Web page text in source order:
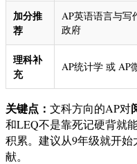
加分推
荐
AP英语语言与写
政府
理科补
充
AP统计学 或 AP
关键点： 文科方向的AP对
和LEQ不是靠死记硬背就
积累。建议从9年级就开
献。